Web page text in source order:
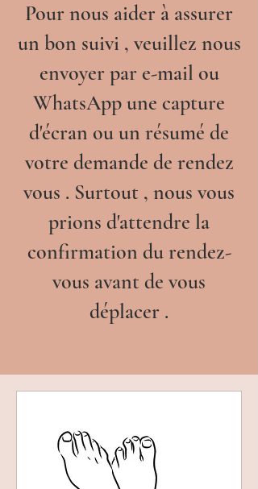
Pour nous aider à assurer
un bon suivi , veuillez nous
envoyer par e-mail ou
WhatsApp une capture
d'écran ou un résumé de
votre demande de rendez
vous . Surtout , nous vous
prions d'attendre la
confirmation du rendez-
vous avant de vous
déplacer .